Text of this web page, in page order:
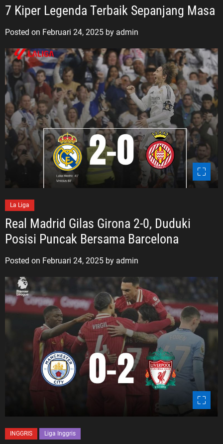
7 Kiper Legenda Terbaik Sepanjang Masa
Posted on Februari 24, 2025 by admin
La Liga
Real Madrid Gilas Girona 2-0, Duduki
Posisi Puncak Bersama Barcelona
Posted on Februari 24, 2025 by admin
INGGRIS Liga Inggris